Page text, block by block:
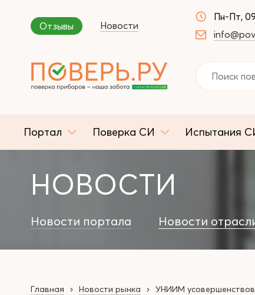
Отзывы Новости
Пн-Пт,
Портал Поверка СИ Испытания
НОВОСТИ
Новости портала Новости
Главная Новости рынка УНИИМ